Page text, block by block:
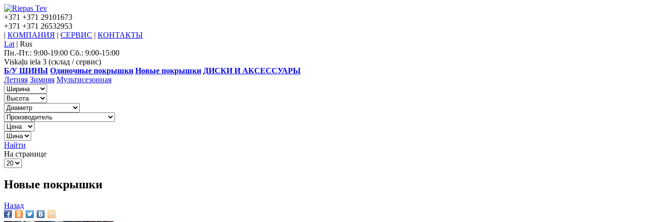
+371 +371 29101673
+371 +371 26532953
| КОМПАНИЯ | СЕРВИС | КОНТАКТЫ
Lat | Rus
Пн.-Пт.: 9:00-19:00 Сб.: 9:00-15:00
Viskaļu iela 3 (склад / сервис)
Б/У ШИНЫ Одиночные покрышки Новые покрышки ДИСКИ И АКСЕССУАРЫ
Летняя Зимняя Мультисезонная
Найти
На странице
Новые покрышки
Назад